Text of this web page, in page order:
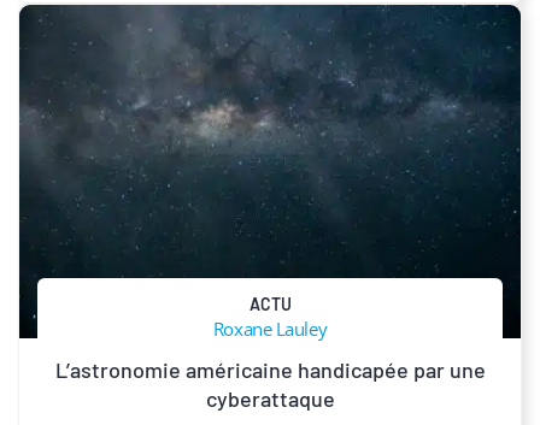
ACTU
Roxane Lauley
L’astronomie américaine handicapée par une
cyberattaque